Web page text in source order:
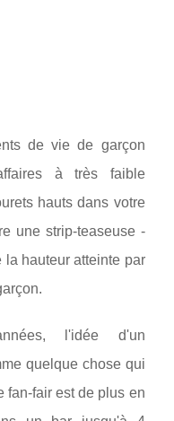
de vie de garçon
à très faible
hauts dans votre
une strip-teaseuse -
hauteur atteinte par
l'idée d'un
quelque chose qui
fan-fair est de plus en